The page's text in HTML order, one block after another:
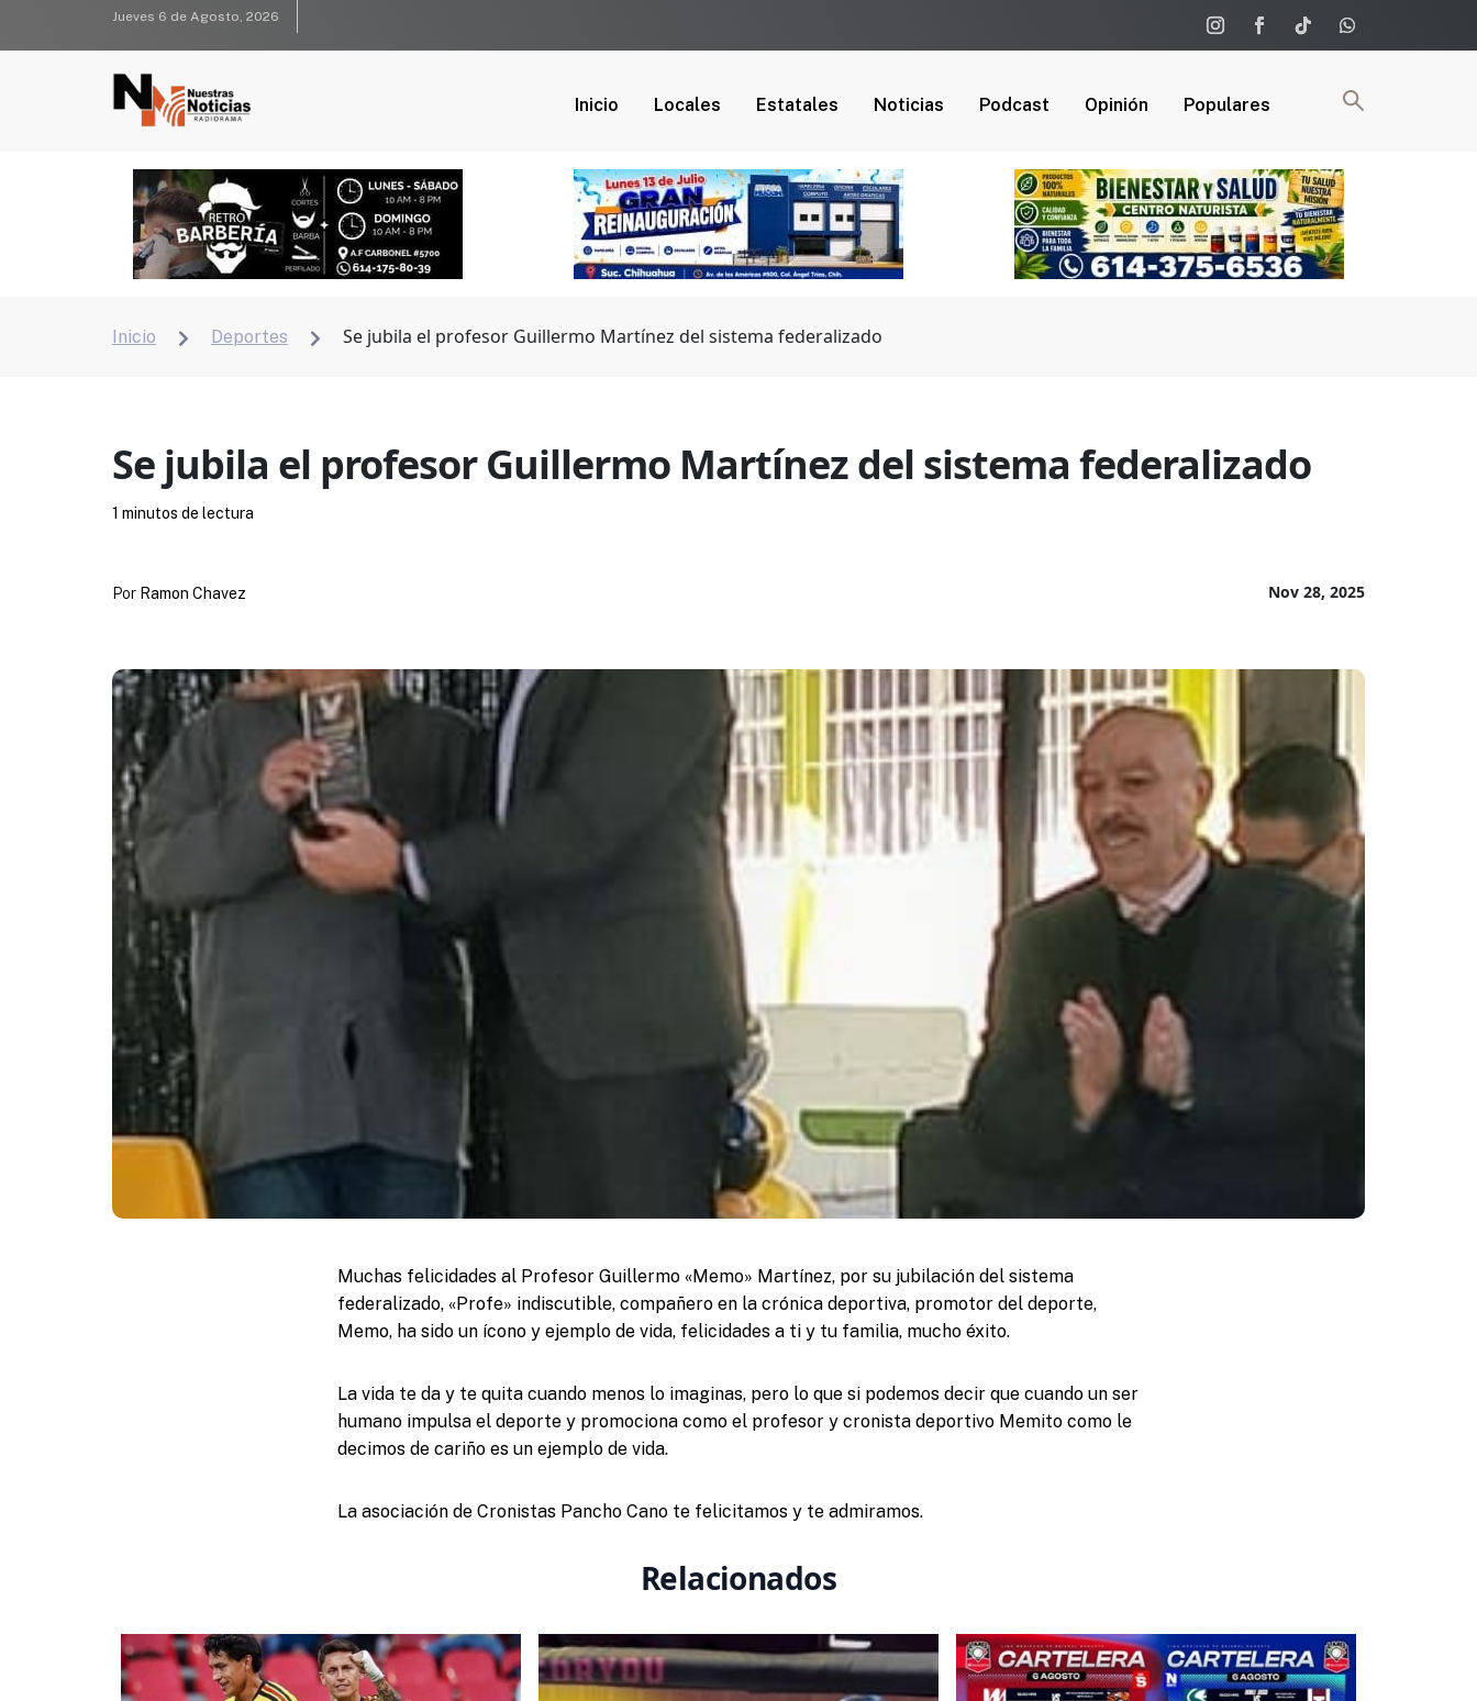
Jueves 6 de Agosto, 2026
Inicio Locales Estatales Noticias Podcast Opinión Populares
Inicio  Deportes  Se jubila el profesor Guillermo Martínez del sistema federalizado
Se jubila el profesor Guillermo Martínez del sistema federalizado
Nov 28, 2025
Por Ramon Chavez
1 minutos de lectura
Muchas felicidades al Profesor Guillermo «Memo» Martínez, por su jubilación del sistema
federalizado, «Profe» indiscutible, compañero en la crónica deportiva, promotor del deporte,
Memo, ha sido un ícono y ejemplo de vida, felicidades a ti y tu familia, mucho éxito.
La vida te da y te quita cuando menos lo imaginas, pero lo que si podemos decir que cuando un ser
humano impulsa el deporte y promociona como el profesor y cronista deportivo Memito como le
decimos de cariño es un ejemplo de vida.
La asociación de Cronistas Pancho Cano te felicitamos y te admiramos.
Relacionados